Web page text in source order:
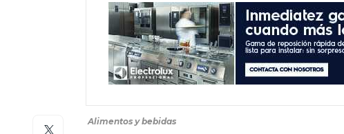
Alimentos y bebidas